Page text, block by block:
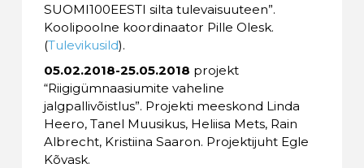
SUOMI100EESTI silta tulevaisuuteen”.
Koolipoolne koordinaator Pille Olesk.
(Tulevikusild).
05.02.2018-25.05.2018 projekt
“Riigigümnaasiumite vaheline
jalgpallivõistlus”. Projekti meeskond Linda
Heero, Tanel Muusikus, Heliisa Mets, Rain
Albrecht, Kristiina Saaron. Projektijuht Egle
Kõvask.